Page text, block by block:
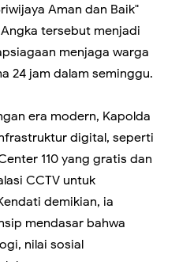
Aman dan Baik"
tersebut menjadi
menjaga warga
24 jam dalam seminggu.
era modern, Kapolda
digital, seperti
110 yang gratis dan
CCTV untuk
demikian, ia
mendasar bahwa
nilai sosial